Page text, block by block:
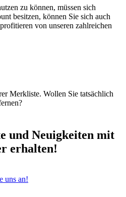
zu können, müssen sich
besitzen, können Sie sich auch
von unseren zahlreichen
Merkliste. Wollen Sie tatsächlich
und Neuigkeiten mit
erhalten!
uns an!